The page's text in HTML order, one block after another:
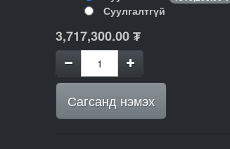
Суулгалтгүй
3,717,300.00₮
Сагсанд нэмэх